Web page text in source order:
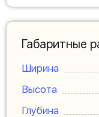
Габаритные
Ширина
Высота
Глубина